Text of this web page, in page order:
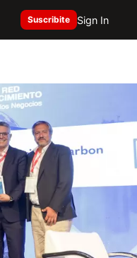
Suscribite Sign In